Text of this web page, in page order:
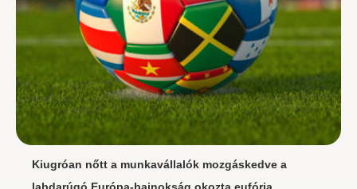
Kiugróan nőtt a munkavállalók mozgáskedve a